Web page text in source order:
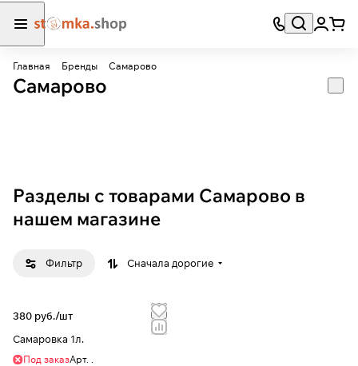
Главная Бренды Самарово
Самарово
Разделы с товарами Самарово в
нашем магазине
Фильтр Сначала дорогие
380 руб./шт
Самаровка 1л.
Под заказАрт. .